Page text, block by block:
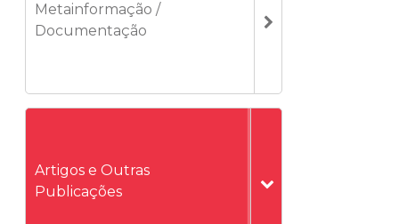
Metainformação /
Documentação
Artigos e Outras
Publicações